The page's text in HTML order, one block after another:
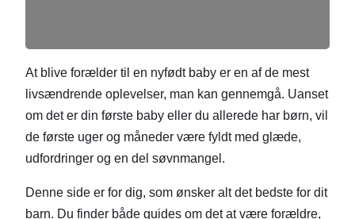
At blive forælder til en nyfødt baby er en af de mest
livsændrende oplevelser, man kan gennemgå. Uanset
om det er din første baby eller du allerede har børn, vil
de første uger og måneder være fyldt med glæde,
udfordringer og en del søvnmangel.
Denne side er for dig, som ønsker alt det bedste for dit
barn. Du finder både guides om det at være forældre,